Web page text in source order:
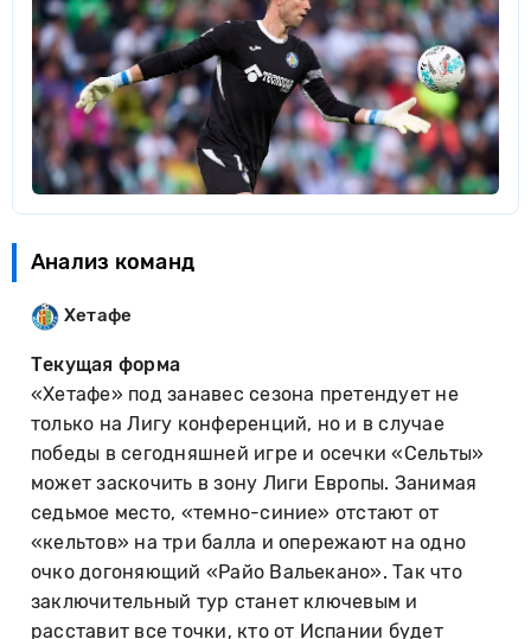
Анализ команд
Хетафе
Текущая форма
«Хетафе» под занавес сезона претендует не
только на Лигу конференций, но и в случае
победы в сегодняшней игре и осечки «Сельты»
может заскочить в зону Лиги Европы. Занимая
седьмое место, «темно-синие» отстают от
«кельтов» на три балла и опережают на одно
очко догоняющий «Райо Вальекано». Так что
заключительный тур станет ключевым и
расставит все точки, кто от Испании будет